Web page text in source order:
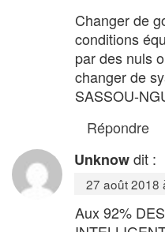
Changer de
conditions
par des nuls
changer de
SASSOU-
Répondre
Unknowdit :
27 août 2018
Aux 92%